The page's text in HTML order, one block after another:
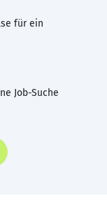
für ein
Job-Suche